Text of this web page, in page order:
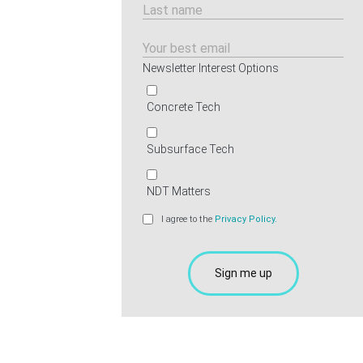
Newsletter Interest Options
Concrete Tech
Subsurface Tech
NDT Matters
I agree to the Privacy Policy.